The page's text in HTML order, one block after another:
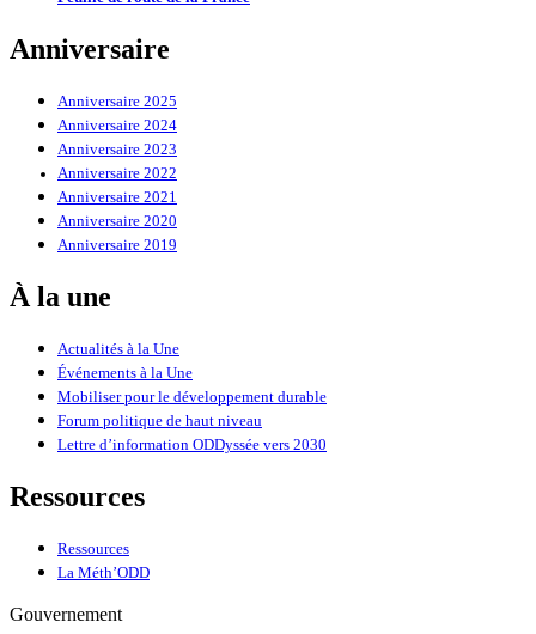
Anniversaire
Anniversaire 2025
Anniversaire 2024
Anniversaire 2023
Anniversaire 2022
Anniversaire 2021
Anniversaire 2020
Anniversaire 2019
À la une
Actualités à la Une
Événements à la Une
Mobiliser pour le développement durable
Forum politique de haut niveau
Lettre d’information ODDyssée vers 2030
Ressources
Ressources
La Méth’ODD
Gouvernement